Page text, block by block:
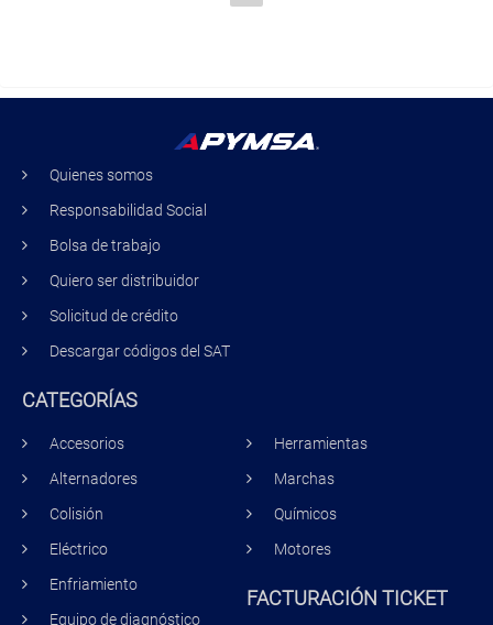
Quienes somos
Responsabilidad Social
Bolsa de trabajo
Quiero ser distribuidor
Solicitud de crédito
Descargar códigos del SAT
CATEGORÍAS
Accesorios
Alternadores
Colisión
Eléctrico
Enfriamiento
Equipo de diagnóstico
Herramientas
Marchas
Químicos
Motores
FACTURACIÓN TICKET